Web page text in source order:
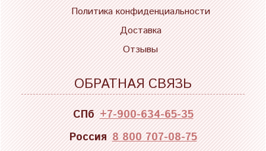
Политика конфиденциальности
Доставка
Отзывы
ОБРАТНАЯ СВЯЗЬ
СПб +7-900-634-65-35
Россия 8 800 707-08-75